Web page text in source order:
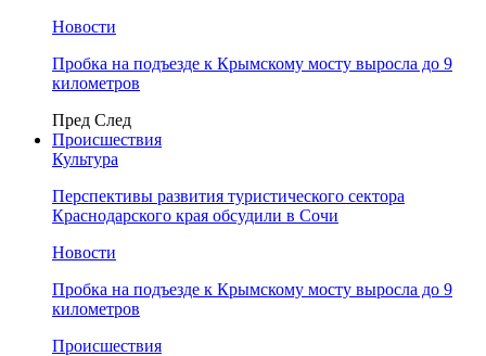
Новости
Пробка на подъезде к Крымскому мосту выросла до 9
километров
Пред След
Происшествия
Культура
Перспективы развития туристического сектора
Краснодарского края обсудили в Сочи
Новости
Пробка на подъезде к Крымскому мосту выросла до 9
километров
Происшествия